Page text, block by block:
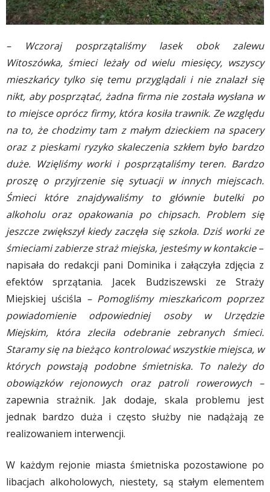
– Wczoraj posprzątaliśmy lasek obok zalewu
Witoszówka, śmieci leżały od wielu miesięcy, wszyscy
mieszkańcy tylko się temu przyglądali i nie znalazł się
nikt, aby posprzątać, żadna firma nie została wysłana w
to miejsce oprócz firmy, która kosiła trawnik. Ze względu
na to, że chodzimy tam z małym dzieckiem na spacery
oraz z pieskami ryzyko skaleczenia szkłem było bardzo
duże. Wzięliśmy worki i posprzątaliśmy teren. Bardzo
proszę o przyjrzenie się sytuacji w innych miejscach.
Śmieci które znajdywaliśmy to głównie butelki po
alkoholu oraz opakowania po chipsach. Problem się
jeszcze zwiększył kiedy zaczęła się szkoła. Dziś worki ze
śmieciami zabierze straż miejska, jesteśmy w kontakcie–
napisała do redakcji pani Dominika i załączyła zdjęcia z
efektów sprzątania. Jacek Budziszewski ze Straży
Miejskiej uściśla – Pomogliśmy mieszkańcom poprzez
powiadomienie odpowiedniej osoby w Urzędzie
Miejskim, która zleciła odebranie zebranych śmieci.
Staramy się na bieżąco kontrolować wszystkie miejsca, w
których powstają podobne śmietniska. To należy do
obowiązków rejonowych oraz patroli rowerowych –
zapewnia strażnik. Jak dodaje, skala problemu jest
jednak bardzo duża i często służby nie nadążają ze
realizowaniem interwencji.
W każdym rejonie miasta śmietniska pozostawione po
libacjach alkoholowych, niestety, są stałym elementem